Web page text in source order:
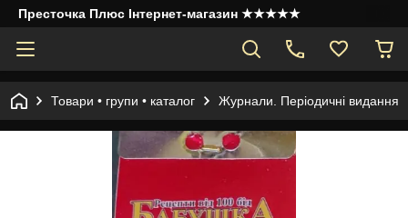
Престочка Плюс Інтернет-магазин ★★★★★
Товари • групи • каталог Журнали. Періодичні видання